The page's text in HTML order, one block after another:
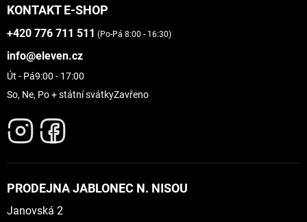
KONTAKT E-SHOP
+420 776 711 511 (Po-Pá 8:00 - 16:30)
info@eleven.cz
Út - Pá9:00 - 17:00
So, Ne, Po + státní svátkyZavřeno
PRODEJNA JABLONEC N. NISOU
Janovská 2